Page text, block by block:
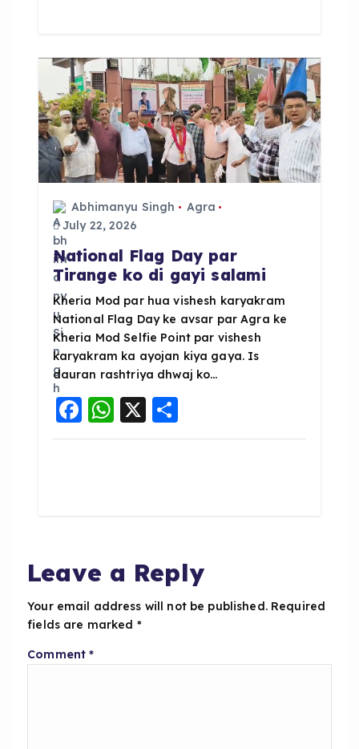
o
o
k
p
p
Abhimanyu Singh
Agra
July 22, 2026
National Flag Day par
Tirange ko di gayi salami
Kheria Mod par hua vishesh karyakram
National Flag Day ke avsar par Agra ke
Kheria Mod Selfie Point par vishesh
karyakram ka ayojan kiya gaya. Is
dauran rashtriya dhwaj ko…
F
a
o
k
W
h
p
X S
h
Leave a Reply
Your email address will not be published. Required
fields are marked *
Comment*